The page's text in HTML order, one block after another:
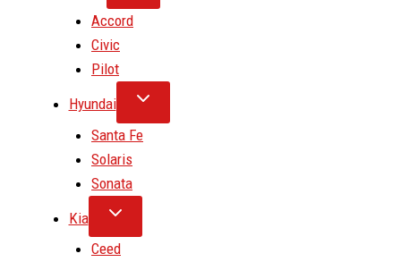
Accord
Civic
Pilot
Hyundai
Santa Fe
Solaris
Sonata
Kia
Ceed